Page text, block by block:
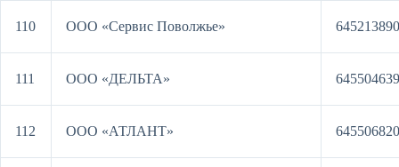
110 ООО «Сервис Поволжье»
111 ООО «ДЕЛЬТА»
112 ООО «АТЛАНТ»